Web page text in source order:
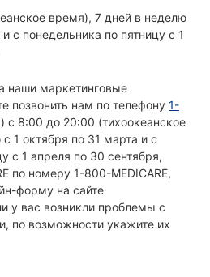
время), 7 дней в неделю
с понедельника по пятницу с 1
наши маркетинговые
позвонить нам по телефону 1-
с 8:00 до 20:00 (тихоокеанское
1 октября по 31 марта и с
с 1 апреля по 30 сентября,
по номеру 1-800-MEDICARE,
форму на сайте
у вас возникли проблемы с
по возможности укажите их